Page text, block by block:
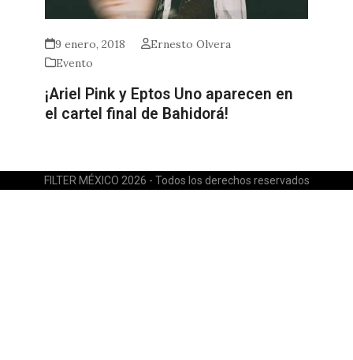
9 enero, 2018
Ernesto Olvera
Evento
¡Ariel Pink y Eptos Uno aparecen en
el cartel final de Bahidorá!
FILTER MÉXICO 2026 - Todos los derechos reservados